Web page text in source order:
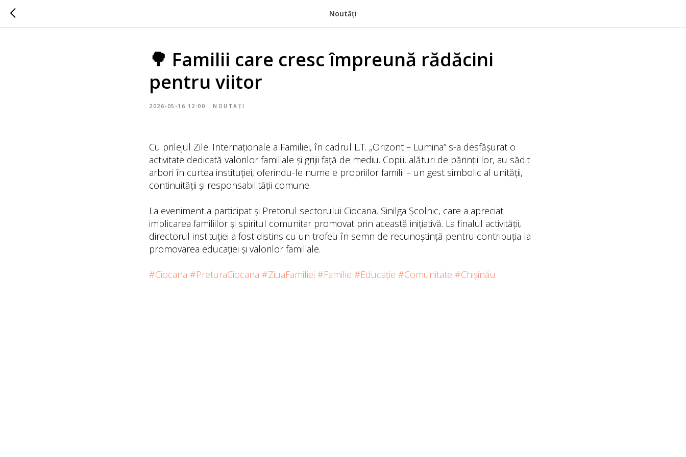
Noutăți
🌳 Familii care cresc împreună rădăcini
pentru viitor
2026-05-16 12:00 NOUTAȚI
Cu prilejul Zilei Internaționale a Familiei, în cadrul L.T. „Orizont – Lumina” s-a desfășurat o
activitate dedicată valorilor familiale și grijii față de mediu. Copiii, alături de părinții lor, au sădit
arbori în curtea instituției, oferindu-le numele propriilor familii – un gest simbolic al unității,
continuității și responsabilității comune.
La eveniment a participat și Pretorul sectorului Ciocana, Sinilga Școlnic, care a apreciat
implicarea familiilor și spiritul comunitar promovat prin această inițiativă. La finalul activității,
directorul instituției a fost distins cu un trofeu în semn de recunoștință pentru contribuția la
promovarea educației și valorilor familiale.
#Ciocana #PreturaCiocana #ZiuaFamiliei #Familie #Educație #Comunitate #Chișinău